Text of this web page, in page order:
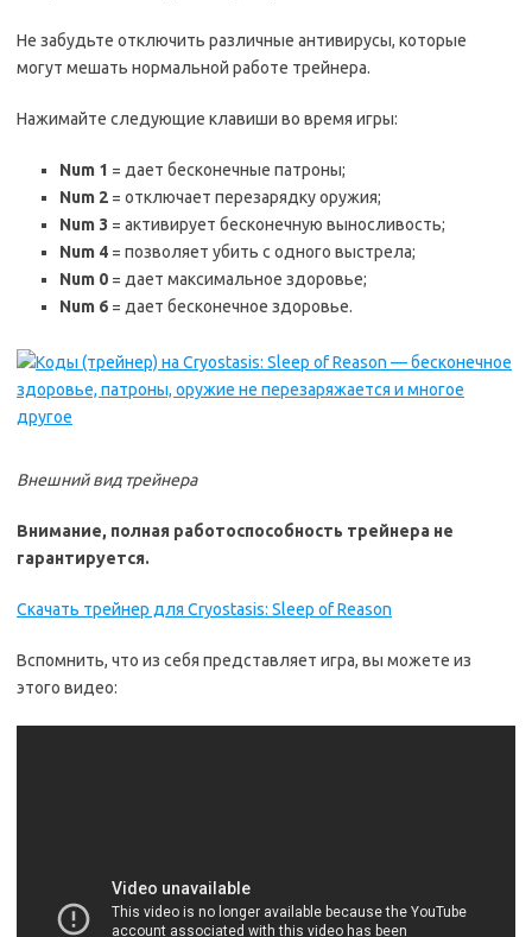
Не забудьте отключить различные антивирусы, которые
могут мешать нормальной работе трейнера.
Нажимайте следующие клавиши во время игры:
Num 1 = дает бесконечные патроны;
Num 2 = отключает перезарядку оружия;
Num 3 = активирует бесконечную выносливость;
Num 4 = позволяет убить с одного выстрела;
Num 0 = дает максимальное здоровье;
Num 6 = дает бесконечное здоровье.
Внешний вид трейнера
Внимание, полная работоспособность трейнера не
гарантируется.
Скачать трейнер для Cryostasis: Sleep of Reason
Вспомнить, что из себя представляет игра, вы можете из
этого видео: